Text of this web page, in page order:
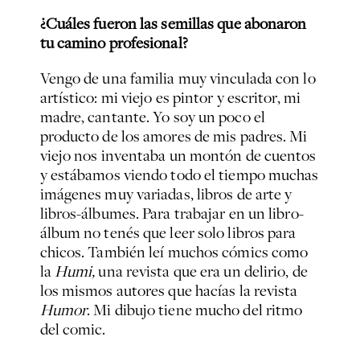
¿Cuáles fueron las semillas que abonaron
tu camino profesional?
Vengo de una familia muy vinculada con lo
artístico: mi viejo es pintor y escritor, mi
madre, cantante. Yo soy un poco el
producto de los amores de mis padres. Mi
viejo nos inventaba un montón de cuentos
y estábamos viendo todo el tiempo muchas
imágenes muy variadas, libros de arte y
libros-álbumes. Para trabajar en un libro-
álbum no tenés que leer solo libros para
chicos. También leí muchos cómics como
laHumi,una revista que era un delirio, de
los mismos autores que hacías la revista
Humor. Mi dibujo tiene mucho del ritmo
del comic.